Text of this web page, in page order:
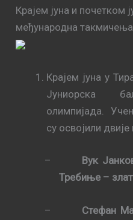
Крајем јуна и почетком
међународна
Крајем јуна у
Јуниорска
олимпијада.
су освојили
–
Вук
Требиње –
–
Стефан